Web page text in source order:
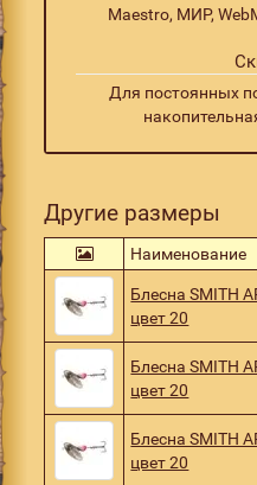
Maestro, МИР,
Для постоянных
Другие размеры
Наименование
Блесна SMITH
цвет 20
Блесна SMITH
цвет 20
Блесна SMITH
цвет 20